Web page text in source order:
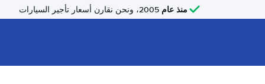
منذ عام